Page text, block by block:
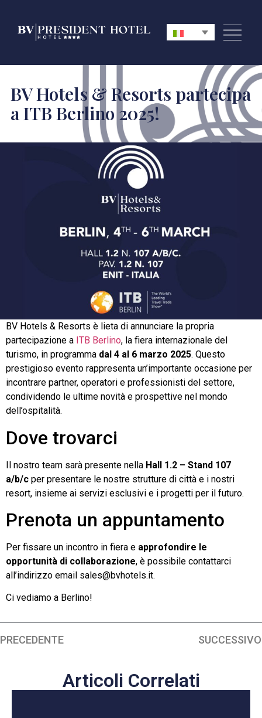
BV Hotels & Resorts partecipa
a ITB Berlino 2025!
BV Hotels & Resorts è lieta di annunciare la propria
partecipazione a ITB Berlino, la fiera internazionale del
turismo, in programma dal 4 al 6 marzo 2025. Questo
prestigioso evento rappresenta un’importante occasione per
incontrare partner, operatori e professionisti del settore,
condividendo le ultime novità e prospettive nel mondo
dell’ospitalità.
Dove trovarci
Il nostro team sarà presente nella Hall 1.2 – Stand 107
a/b/c per presentare le nostre strutture di città e i nostri
resort, insieme ai servizi esclusivi e i progetti per il futuro.
Prenota un appuntamento
Per fissare un incontro in fiera e approfondire le
opportunità di collaborazione, è possibile contattarci
all’indirizzo email sales@bvhotels.it.
Ci vediamo a Berlino!
PRECEDENTE SUCCESSIVO
Articoli Correlati